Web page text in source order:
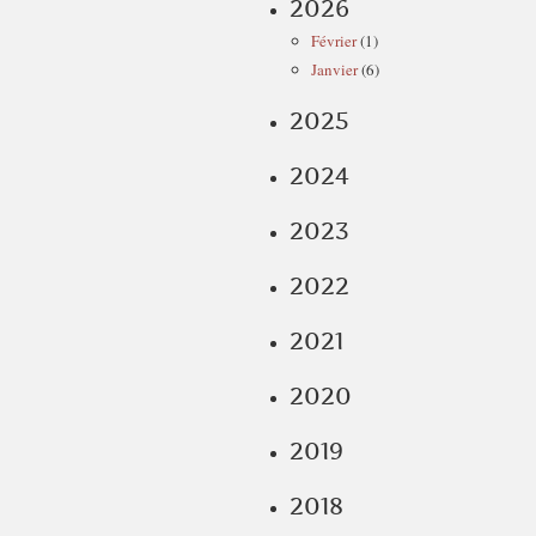
2026
Février(1)
Janvier(6)
2025
2024
2023
2022
2021
2020
2019
2018